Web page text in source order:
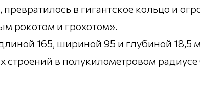
в гигантское кольцо и
рокотом и грохотом».
165, шириной 95 и глубиной
строений в полукилометровом